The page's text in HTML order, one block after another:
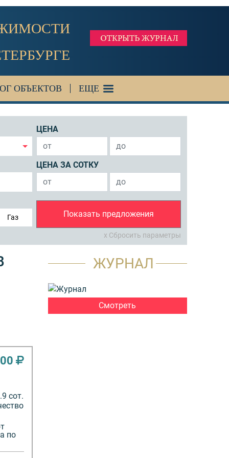
ОБЪЕКТОВ ЕЩЕ
ЦЕНА
ЦЕНА ЗА СОТКУ
Газ Показать предложения
x Сбросить параметры
9 сот.
по
ЖУРНАЛ
Смотреть